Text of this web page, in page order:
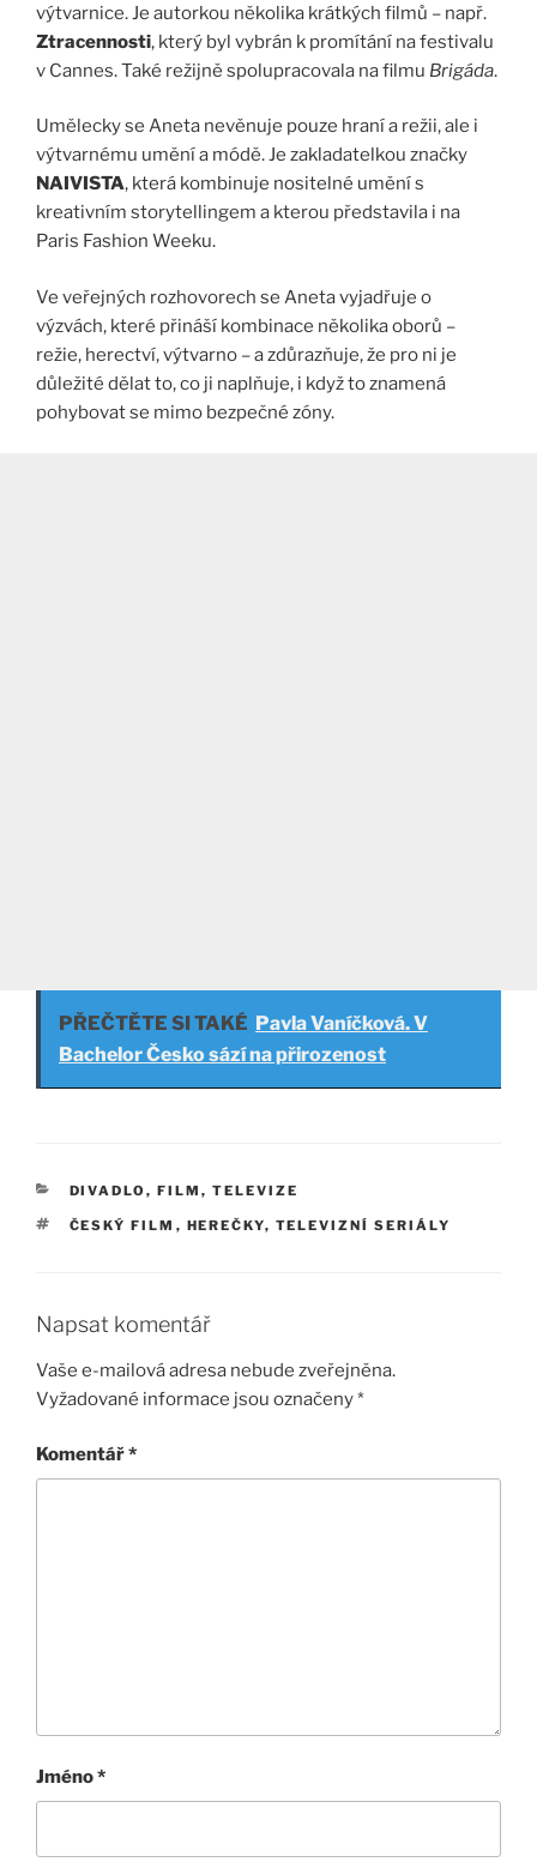
výtvarnice. Je autorkou několika krátkých filmů – např.
Ztracennosti, který byl vybrán k promítání na festivalu
v Cannes. Také režijně spolupracovala na filmu Brigáda.
Umělecky se Aneta nevěnuje pouze hraní a režii, ale i
výtvarnému umění a módě. Je zakladatelkou značky
NAIVISTA, která kombinuje nositelné umění s
kreativním storytellingem a kterou představila i na
Paris Fashion Weeku.
Ve veřejných rozhovorech se Aneta vyjadřuje o
výzvách, které přináší kombinace několika oborů –
režie, herectví, výtvarno – a zdůrazňuje, že pro ni je
důležité dělat to, co ji naplňuje, i když to znamená
pohybovat se mimo bezpečné zóny.
PŘEČTĚTE SI TAKÉ Pavla Vaníčková. V
Bachelor Česko sází na přirozenost
RUBRIKY
DIVADLO, FILM, TELEVIZE
ŠTÍTKY
ČESKÝ FILM , HEREČKY, TELEVIZNÍ SERIÁLY
Napsat komentář
Vaše e-mailová adresa nebude zveřejněna.
Vyžadované informace jsou označeny*
Komentář*
Jméno*